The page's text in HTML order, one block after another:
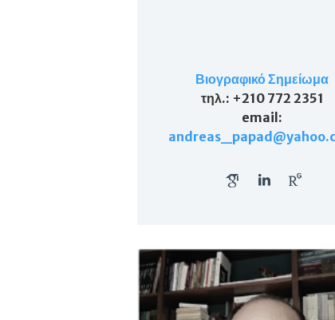
Βιογραφικό Σημείωμα
τηλ.: +210 772 2351
email :